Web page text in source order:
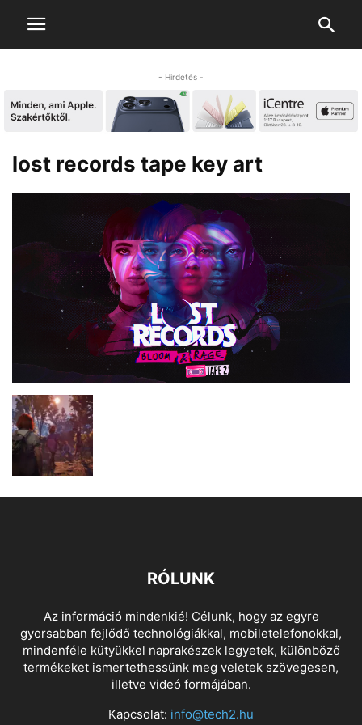
- Hirdetés -
lost records tape key art
RÓLUNK
Az információ mindenkié! Célunk, hogy az egyre
gyorsabban fejlődő technológiákkal, mobiletelefonokkal,
mindenféle kütyükkel naprakészek legyetek, különböző
termékeket ismertethessünk meg veletek szövegesen,
illetve videó formájában.
Kapcsolat: info@tech2.hu